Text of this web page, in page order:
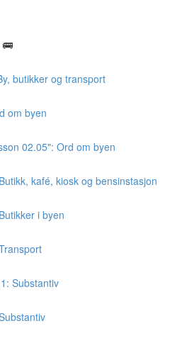
🚌
butikker og transport
om byen
02.05": Ord om byen
kafé, kiosk og bensinstasjon
i byen
Substantiv